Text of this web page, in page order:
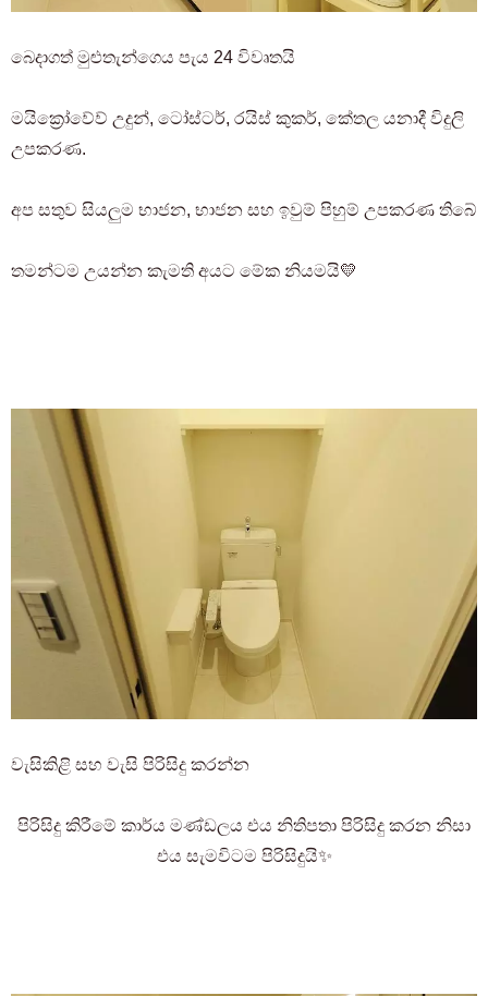
බෙදාගත් මුළුතැන්ගෙය පැය 24 විවෘතයි
මයික්‍රෝවේව් උදුන්, ටෝස්ටර්, රයිස් කුකර්, කේතල යනාදී විදුලි
උපකරණ.
අප සතුව සියලුම භාජන, භාජන සහ ඉවුම් පිහුම් උපකරණ තිබේ
තමන්ටම උයන්න කැමති අයට මේක නියමයි💛
වැසිකිළි සහ වැසි පිරිසිදු කරන්න
පිරිසිදු කිරීමේ කාර්ය මණ්ඩලය එය නිතිපතා පිරිසිදු කරන නිසා
එය සැමවිටම පිරිසිදුයි✨